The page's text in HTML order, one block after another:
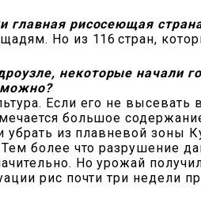
главная рисосеющая
Но из 116 стран,
некоторые начали
Если его не высевать
большое
из плавневой зоны
более что разрушение
Но урожай
рис почти три недели